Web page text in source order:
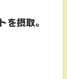
を摂取。